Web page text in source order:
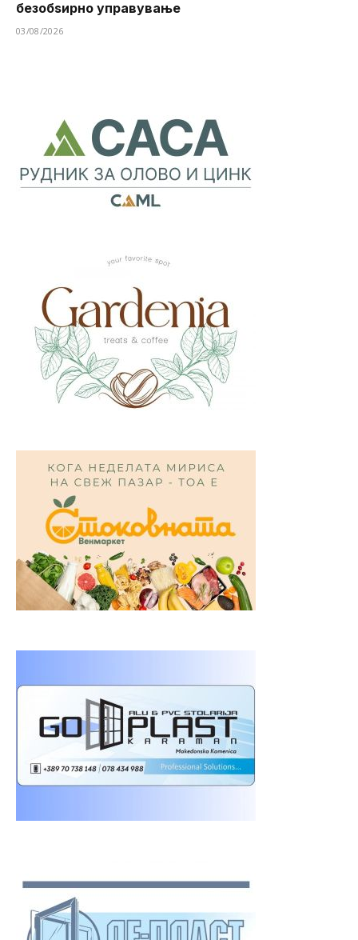
безобѕирно управување
03/08/2026